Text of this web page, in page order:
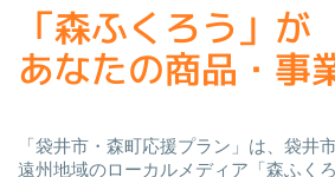
「森ふくろう」が
あなたの商品・事
「袋井市・森町応援プラン」は、袋井
遠州地域のローカルメディア「森ふく